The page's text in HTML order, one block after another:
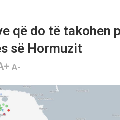
që do të takohen
së Hormuzit
A-